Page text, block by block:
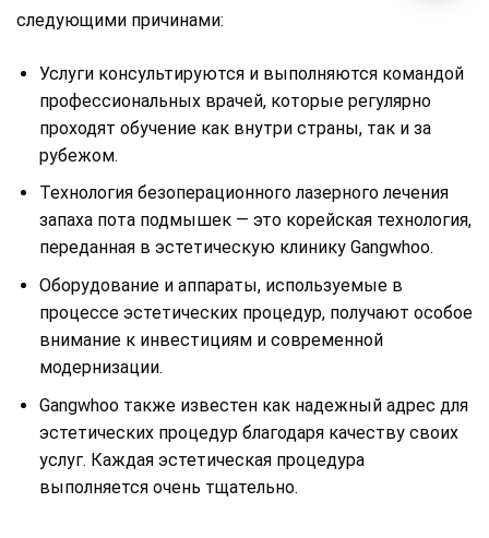
следующими причинами:
Услуги консультируются и выполняются командой
профессиональных врачей, которые регулярно
проходят обучение как внутри страны, так и за
рубежом.
Технология безоперационного лазерного лечения
запаха пота подмышек — это корейская технология,
переданная в эстетическую клинику Gangwhoo.
Оборудование и аппараты, используемые в
процессе эстетических процедур, получают особое
внимание к инвестициям и современной
модернизации.
Gangwhoo также известен как надежный адрес для
эстетических процедур благодаря качеству своих
услуг. Каждая эстетическая процедура
выполняется очень тщательно.